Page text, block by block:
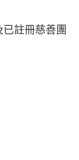
註冊慈善團